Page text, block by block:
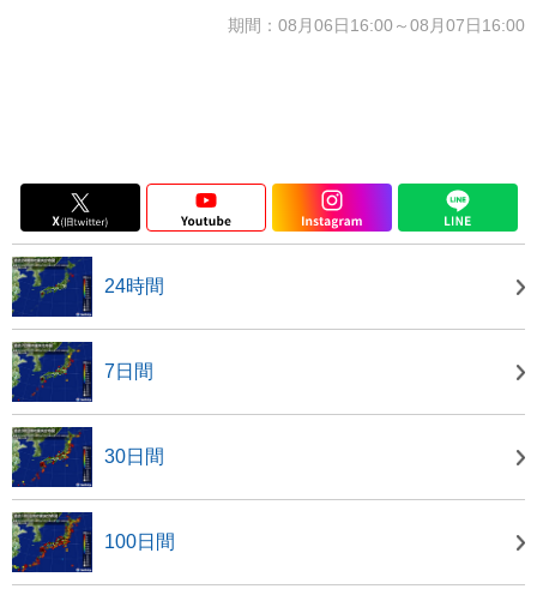
期間：08月06日16:00～08月07日16:00
24時間
7日間
30日間
100日間